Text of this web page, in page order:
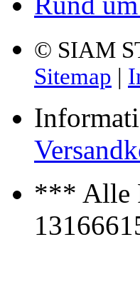
© SIAM
Sitemap |
*** Alle